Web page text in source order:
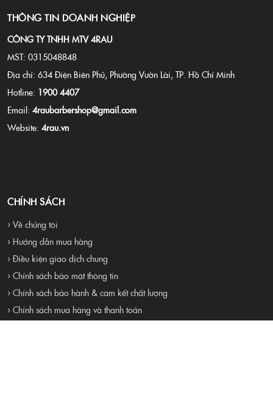
THÔNG TIN DOANH NGHIỆP
CÔNG TY TNHH MTV 4RAU
MST: 0315048848
Địa chỉ: 634 Điện Biên Phủ, Phường Vườn Lài, TP. Hồ Chí Minh
Hotline: 1900 4407
Email: 4raubarbershop@gmail.com
Website: 4rau.vn
CHÍNH SÁCH
› Về chúng tôi
› Hướng dẫn mua hàng
› Điều kiện giao dịch chung
› Chính sách bảo mật thông tin
› Chính sách bảo hành & cam kết chất lượng
› Chính sách mua hàng và thanh toán